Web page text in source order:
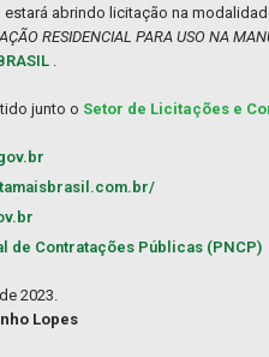
estará abrindo licitação na
RESIDENCIAL PARA USO NA
.
junto o Setor de Licitações e
de Contratações Públicas (PNCP)
2023.
Lopes